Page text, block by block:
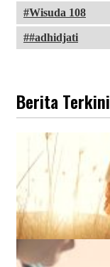
Wisuda 108
#adhidjati
Berita Terkini